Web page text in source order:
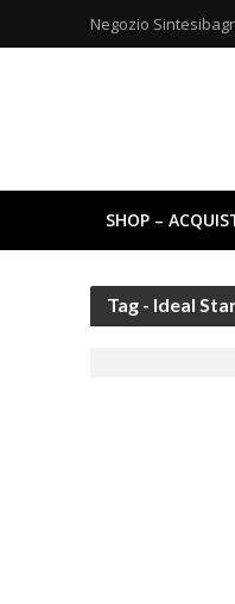
Negozio
SHOP –
Tag - Ideal